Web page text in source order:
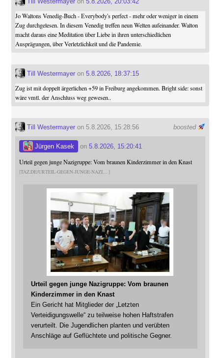
Jo Waltons Venedig-Buch - Everybody's perfect - mehr oder weniger in einem
Zug durchgelesen. In diesem Venedig treffen neun Welten aufeinander. Walton
macht daraus eine Meditation über Liebe in ihren unterschiedlichen
Ausprägungen, über Verletzlichkeit und die Pandemie.
Till Westermayeron 5.8.2026, 18:37:15
Zug ist mit doppelt ärgerlichen +59 in Freiburg angekommen. Bright side: sonst
wäre vmtl. der Anschluss weg gewesen..
boosted
Till Westermayeron 5.8.2026, 15:28:56
Jürgen Kasek on 5.8.2026, 15:20:41
Urteil gegen junge Nazigruppe: Vom braunen Kinderzimmer in den Knast
TAZ.DE/URTEIL-GEGEN-JUNGE-NAZI
Urteil gegen junge Nazigruppe: Vom braunen
Kinderzimmer in den Knast
Ein Gericht hat Mitglieder der „Letzten
Verteidigungswelle“ zu teilweise hohen Haftstrafen
verurteilt. Die Jugendlichen planten und verübten
Anschläge auf Geflüchtete und politische Gegner.